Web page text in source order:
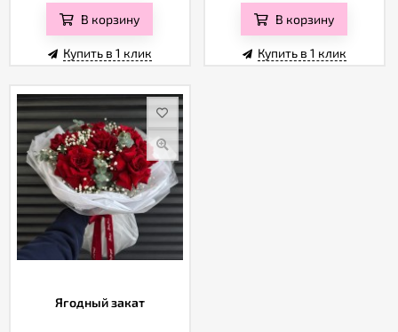
В корзину
Купить в 1 клик
В корзину
Купить в 1 клик
Ягодный закат